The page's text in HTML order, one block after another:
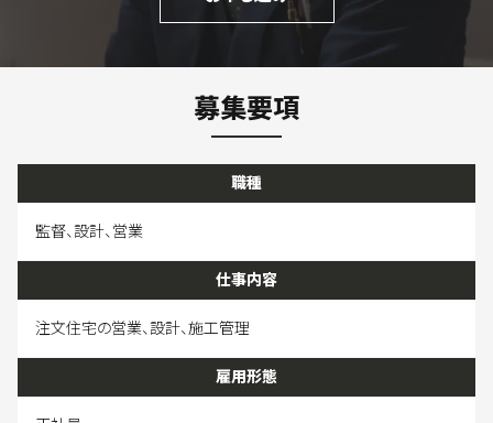
募集要項
職種
監督、設計、営業
仕事内容
注文住宅の営業、設計、施工管理
雇用形態